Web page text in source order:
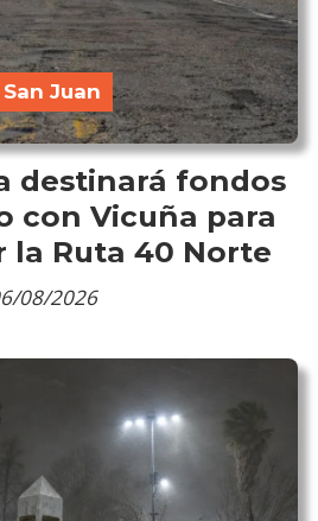
destinará fondos
con Vicuña para
la Ruta 40 Norte
San Juan
08/2026